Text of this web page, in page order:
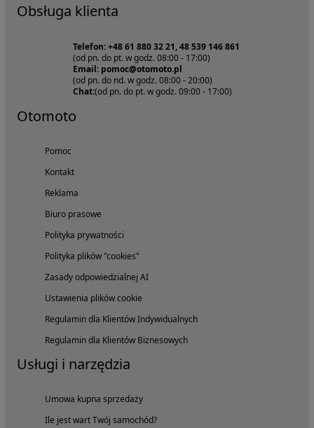
Obsługa klienta
Telefon: +48 61 880 32 21, 48 539 146 861
(od pn. do pt. w godz. 08:00 - 17:00)
Email: pomoc@otomoto.pl
(od pn. do nd. w godz. 08:00 - 20:00)
Chat:(od pn. do pt. w godz. 09:00 - 17:00)
Otomoto
Pomoc
Kontakt
Reklama
Biuro prasowe
Polityka prywatności
Polityka plików "cookies"
Zasady odpowiedzialnej AI
Ustawienia plików cookie
Regulamin dla Klientów Indywidualnych
Regulamin dla Klientów Biznesowych
Usługi i narzędzia
Umowa kupna sprzedaży
Ile jest wart Twój samochód?